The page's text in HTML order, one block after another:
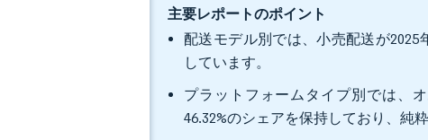
主要レポートのポイント
配送モデル別では、小売配送が2025
しています。
プラットフォームタイプ別では、
46.32%のシェアを保持しており、純